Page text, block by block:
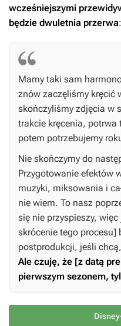
wcześniejszymi
będzie dwuletnia przerwa:
Mamy taki sam
znów zaczęliśmy kręcić
skończyliśmy zdjęcia w
trakcie kręcenia,
potem potrzebujemy
Nie skończymy do
Przygotowanie efektów
muzyki, miksowania i
nie wiem. To nasz
się nie przyspieszy,
skrócenie tego procesu]
postprodukcji, jeśli
Ale czuję, że [z datą
pierwszym sezonem,